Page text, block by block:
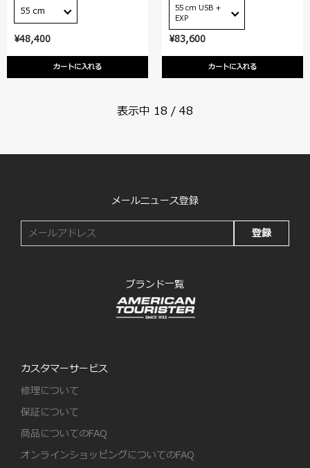
¥48,400
カートに入れる
55 cm
¥83,600
カートに入れる
55 cm USB +
EXP
表示中 18 / 48
メールニュース登録
登録
ブランド一覧
カスタマーサービス
修理について
保証について
商品についてのFAQ
オンラインショッピングについてのFAQ